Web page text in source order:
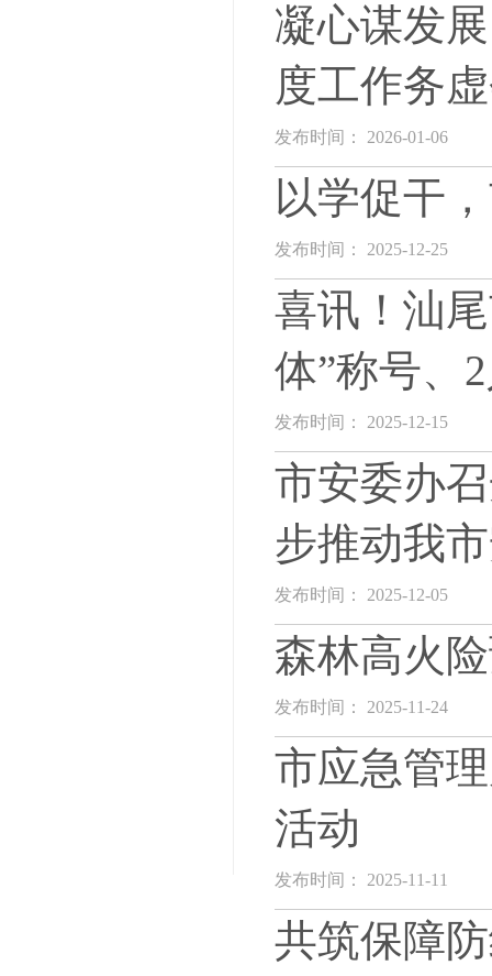
凝心谋发
度工作务
发布时间： 2026-01-06
以学促干
发布时间： 2025-12-25
喜讯！汕
体”称号、
发布时间： 2025-12-15
市安委办
步推动我
发布时间： 2025-12-05
森林高火
发布时间： 2025-11-24
市应急管
活动
发布时间： 2025-11-11
共筑保障